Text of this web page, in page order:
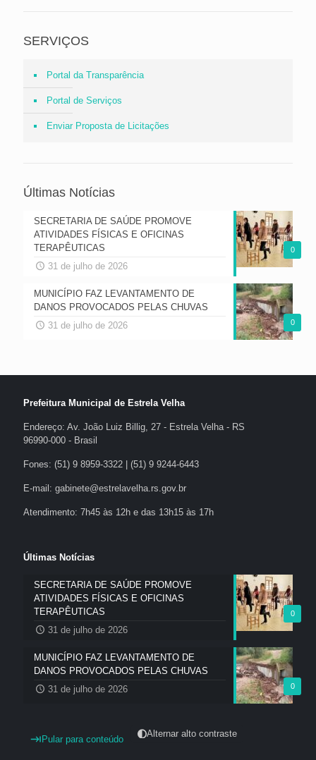
SERVIÇOS
Portal da Transparência
Portal de Serviços
Enviar Proposta de Licitações
Últimas Notícias
0
SECRETARIA DE SAÚDE PROMOVE
ATIVIDADES FÍSICAS E OFICINAS
TERAPÊUTICAS
31 de julho de 2026
0
MUNICÍPIO FAZ LEVANTAMENTO DE
DANOS PROVOCADOS PELAS CHUVAS
31 de julho de 2026
Prefeitura Municipal de Estrela Velha
Endereço: Av. João Luiz Billig, 27 - Estrela Velha - RS
96990-000 - Brasil
Fones: (51) 9 8959-3322 | (51) 9 9244-6443
E-mail: gabinete@estrelavelha.rs.gov.br
Atendimento: 7h45 às 12h e das 13h15 às 17h
Últimas Notícias
0
SECRETARIA DE SAÚDE PROMOVE
ATIVIDADES FÍSICAS E OFICINAS
TERAPÊUTICAS
31 de julho de 2026
0
MUNICÍPIO FAZ LEVANTAMENTO DE
DANOS PROVOCADOS PELAS CHUVAS
31 de julho de 2026
Pular para conteúdo Alternar alto contraste